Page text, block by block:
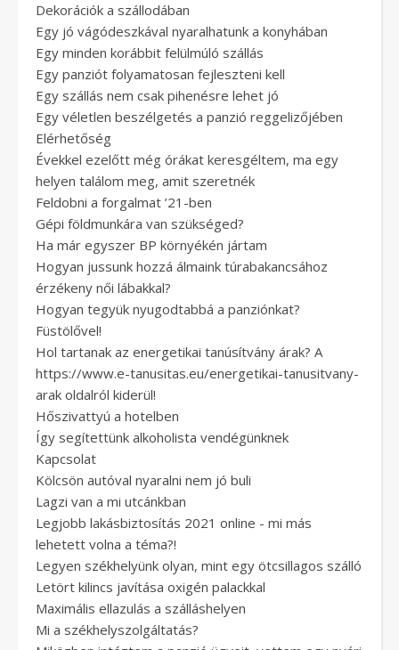
Dekorációk a szállodában
Egy jó vágódeszkával nyaralhatunk a konyhában
Egy minden korábbit felülmúló szállás
Egy panziót folyamatosan fejleszteni kell
Egy szállás nem csak pihenésre lehet jó
Egy véletlen beszélgetés a panzió reggelizőjében
Elérhetőség
Évekkel ezelőtt még órákat keresgéltem, ma egy
helyen találom meg, amit szeretnék
Feldobni a forgalmat ’21-ben
Gépi földmunkára van szükséged?
Ha már egyszer BP környékén jártam
Hogyan jussunk hozzá álmaink túrabakancsához
érzékeny női lábakkal?
Hogyan tegyük nyugodtabbá a panziónkat?
Füstölővel!
Hol tartanak az energetikai tanúsítvány árak? A
https://www.e-tanusitas.eu/energetikai-tanusitvany-
arak oldalról kiderül!
Hőszivattyú a hotelben
Így segítettünk alkoholista vendégünknek
Kapcsolat
Kölcsön autóval nyaralni nem jó buli
Lagzi van a mi utcánkban
Legjobb lakásbiztosítás 2021 online - mi más
lehetett volna a téma?!
Legyen székhelyünk olyan, mint egy ötcsillagos szálló
Letört kilincs javítása oxigén palackkal
Maximális ellazulás a szálláshelyen
Mi a székhelyszolgáltatás?